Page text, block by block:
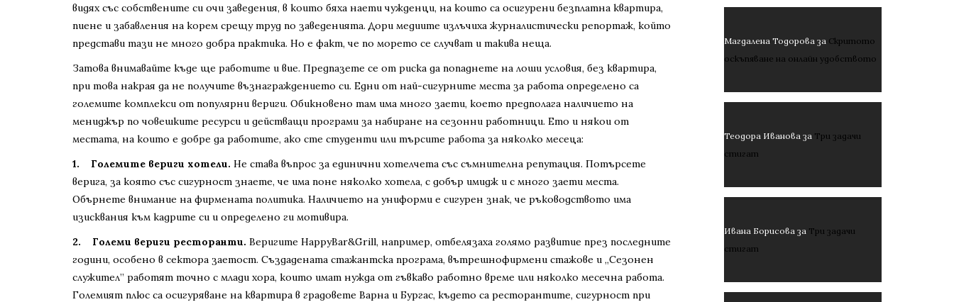
видях със собствените си очи заведения, в които бяха наети чужденци, на които са осигурени безплатна квартира,
пиене и забавления на корем срещу труд по заведенията. Дори медиите излъчиха журналистически репортаж, който
представи тази не много добра практика. Но е факт, че по морето се случват и такива неща.
Затова внимавайте къде ще работите и вие. Предпазете се от риска да попаднете на лоши условия, без квартира,
при това накрая да не получите възнаграждението си. Едни от най-сигурните места за работа определено са
големите комплекси от популярни вериги. Обикновено там има много заети, което предполага наличието на
мениджър по човешките ресурси и действащи програми за набиране на сезонни работници. Ето и някои от
местата, на които е добре да работите, ако сте студенти или търсите работа за няколко месеца:
1. Големите вериги хотели. Не става въпрос за единични хотелчета със съмнителна репутация. Потърсете
верига, за която със сигурност знаете, че има поне няколко хотела, с добър имидж и с много заети места.
Обърнете внимание на фирмената политика. Наличието на униформи е сигурен знак, че ръководството има
изисквания към кадрите си и определено ги мотивира.
2. Големи вериги ресторанти. Веригите HappyBar&Grill, например, отбелязаха голямо развитие през последните
години, особено в сектора заетост. Създадената стажантска програма, вътрешнофирмени стажове и „Сезонен
служител” работят точно с млади хора, които имат нужда от гъвкаво работно време или няколко месечна работа.
Големият плюс са осигуряване на квартира в градовете Варна и Бургас, където са ресторантите, сигурност при
Магдалена Тодороваза Скритото
оскъпяване на онлайн удобството
Теодора Ивановаза Три задачи
стигат
Ивана Борисоваза Три задачи
стигат